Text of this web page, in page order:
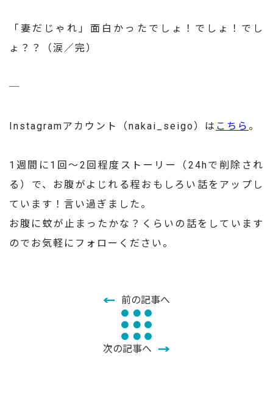
「妻だじゃれ」面白かったでしょ！でしょ！でし
ょ？？（涙／完）
─
Instagramアカウント（nakai_seigo）は こちら 。
1週間に1回～2回程度ストーリー（24hで削除され
る）で、お腹がよじれる程おもしろい話をアップし
ています！言い過ぎました。
お腹に蚊が止まったかな？くらいの話をしています
のでお気軽にフォローください。
前の記事へ
次の記事へ